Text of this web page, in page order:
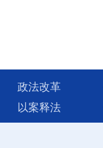
政法改革
以案释法